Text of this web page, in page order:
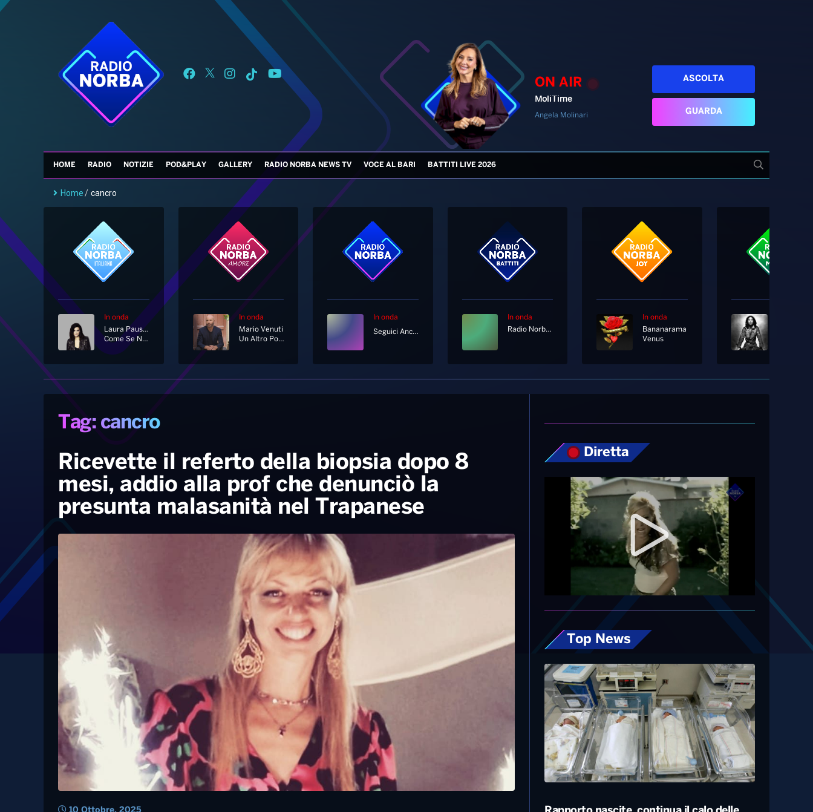
ON AIR
MoliTime
Angela Molinari
ASCOLTA
GUARDA
HOME RADIO NOTIZIE POD&PLAY GALLERY RADIO NORBA NEWS TV VOCE AL BARI BATTITI LIVE 2026
Home/ cancro
In onda
Laura Pausini
Come Se Non Fosse Stato Mai Amore
In onda
Mario Venuti
Un Altro Posto Nel Mondo
In onda
Seguici Anche In Diretta Tv Al Canale 11 E 730 Di Sky
In onda
Radio Norba Battiti
In onda
Bananarama
Venus
Ricevette il referto della biopsia dopo 8
mesi, addio alla prof che denunciò la
presunta malasanità nel Trapanese
Top News